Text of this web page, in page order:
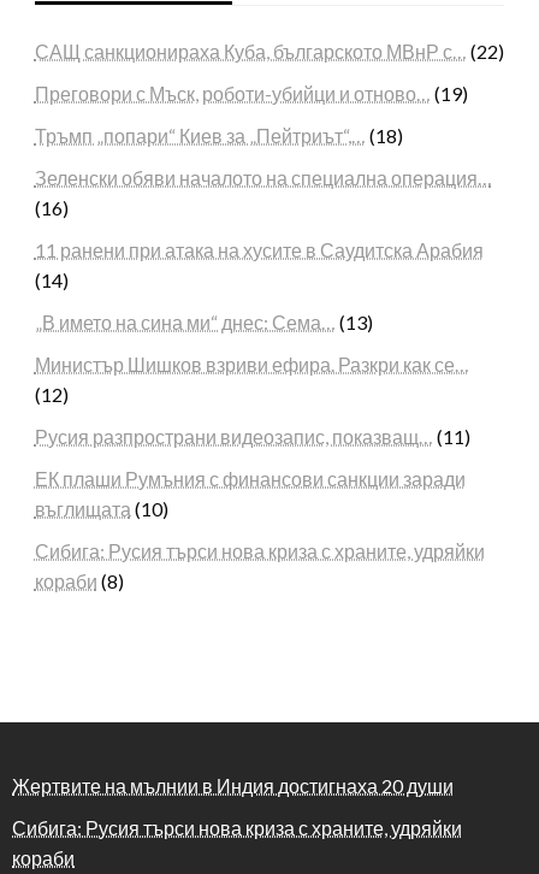
САЩ санкционираха Куба, българското МВнР с…
(22)
Преговори с Мъск, роботи-убийци и отново…
(19)
Тръмп „попари“ Киев за „Пейтриът“,…
(18)
Зеленски обяви началото на специална операция…
(16)
11 ранени при атака на хусите в Саудитска Арабия
(14)
„В името на сина ми“ днес: Сема…
(13)
Министър Шишков взриви ефира. Разкри как се…
(12)
Русия разпространи видеозапис, показващ…
(11)
ЕК плаши Румъния с финансови санкции заради
въглищата (10)
Сибига: Русия търси нова криза с храните, удряйки
кораби (8)
Жертвите на мълнии в Индия достигнаха 20 души
Сибига: Русия търси нова криза с храните, удряйки
кораби